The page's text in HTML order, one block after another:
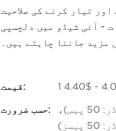
تیار کرنے کی صلاحیت
- آئی شیڈو میں دلچسپی
مزید جاننا چاہتے ہیں۔
قیمت:
حسب ضرورت:
حسب ضرورت لوگو (کم سے کم آرڈر: 50 پیسز)، اپنی مرضی کے مطابق پیکیجنگ (کم سے کم آرڈر: 50 پیس)،